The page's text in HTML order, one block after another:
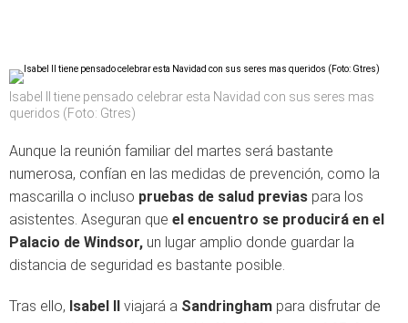
Isabel II tiene pensado celebrar esta Navidad con sus seres mas
queridos (Foto: Gtres)
Aunque la reunión familiar del martes será bastante
numerosa, confían en las medidas de prevención, como la
mascarilla o incluso pruebas de salud previas para los
asistentes. Aseguran que el encuentro se producirá en el
Palacio de Windsor, un lugar amplio donde guardar la
distancia de seguridad es bastante posible.
Tras ello, Isabel II viajará a Sandringham para disfrutar de